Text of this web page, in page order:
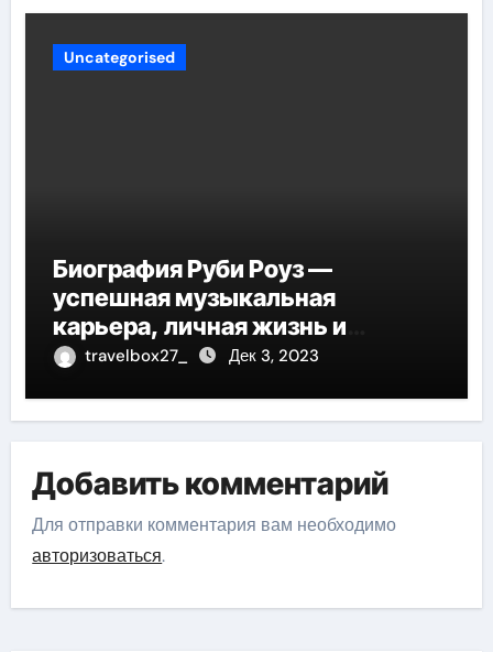
Uncategorised
Биография Руби Роуз —
успешная музыкальная
карьера, личная жизнь и
знаковые достижения
travelbox27_ Дек 3, 2023
Добавить комментарий
Для отправки комментария вам необходимо
авторизоваться.